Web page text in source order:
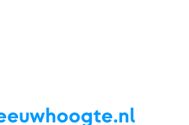
ReviewsLive updatesApp